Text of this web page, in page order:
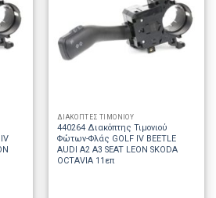
ΔΙΑΚΟΠΤΕΣ ΤΙΜΟΝΙΟΥ
440264 Διακόπτης Τιμονιού
Φώτων-Φλάς GOLF IV BEETLE
AUDI A2 A3 SEAT LEON SKODA
OCTAVIA 11επ